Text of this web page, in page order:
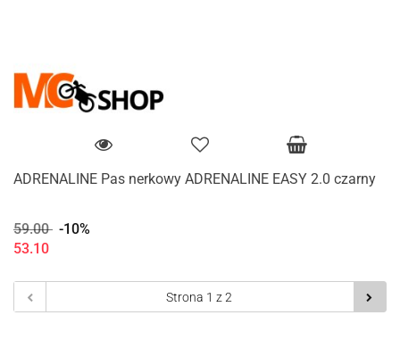
ADRENALINE Pas nerkowy ADRENALINE EASY 2.0 czarny
59.00 -10%
53.10